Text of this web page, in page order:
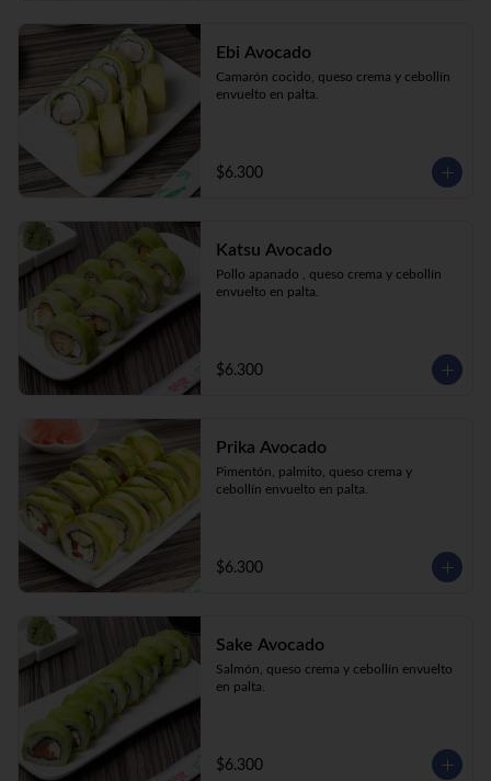
Ebi Avocado
Camarón cocido, queso crema y cebollín
envuelto en palta.
$6.300
Katsu Avocado
Pollo apanado , queso crema y cebollín
envuelto en palta.
$6.300
Prika Avocado
Pimentón, palmito, queso crema y
cebollín envuelto en palta.
$6.300
Sake Avocado
Salmón, queso crema y cebollín envuelto
en palta.
$6.300